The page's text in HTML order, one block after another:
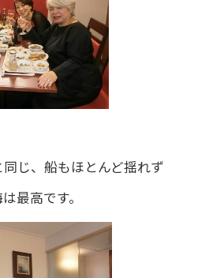
じ、船もほとんど揺れず
最高です。